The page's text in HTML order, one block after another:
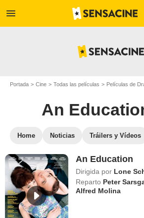
menu
Portada Cine Todas las películas Películas de
An
Home Noticias Tráilers y Vídeos
An Education
Dirigida por Lone
Reparto Peter
Alfred Molina